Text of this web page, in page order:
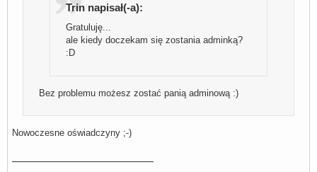
Trin napisał(-a):
Gratuluję...
ale kiedy doczekam się zostania adminką?
:D
Bez problemu możesz zostać panią adminową :)
Nowoczesne oświadczyny ;-)